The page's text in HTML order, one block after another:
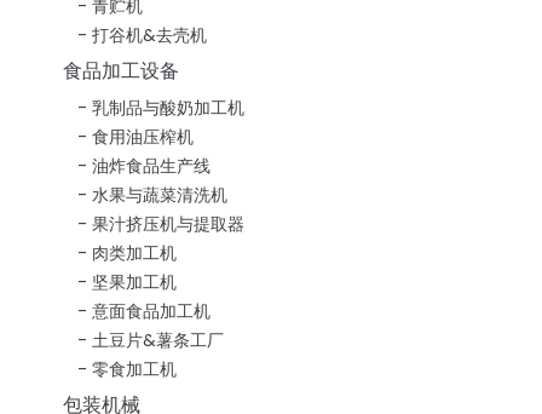
青贮机
打谷机&去壳机
食品加工设备
乳制品与酸奶加工机
食用油压榨机
油炸食品生产线
水果与蔬菜清洗机
果汁挤压机与提取器
肉类加工机
坚果加工机
意面食品加工机
土豆片&薯条工厂
零食加工机
包装机械